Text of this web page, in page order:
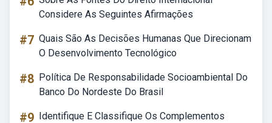
Considere As Seguintes Afirmações
#7 Quais São As Decisões Humanas Que Direcionam
O Desenvolvimento Tecnológico
#8 Política De Responsabilidade Socioambiental Do
Banco Do Nordeste Do Brasil
#9 Identifique E Classifique Os Complementos